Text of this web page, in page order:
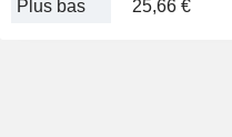
Plus bas
25,66 €